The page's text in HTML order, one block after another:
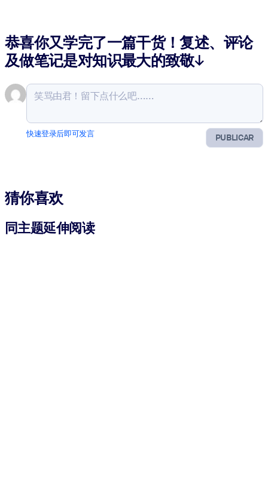
恭喜你又学完了一篇干货！复述、评论
及做笔记是对知识最大的致敬↓
PUBLICAR
快速登录后即可发言
猜你喜欢
同主题延伸阅读